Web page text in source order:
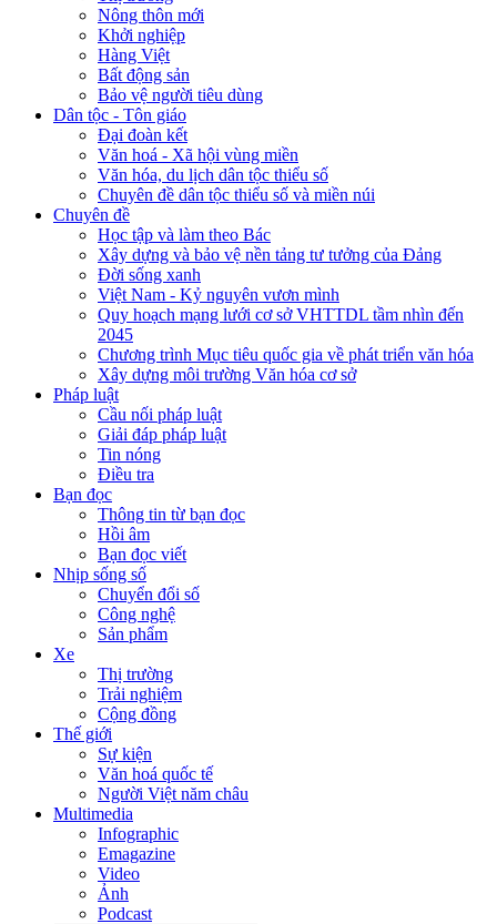
Nông thôn mới
Khởi nghiệp
Hàng Việt
Bất động sản
Bảo vệ người tiêu dùng
Dân tộc - Tôn giáo
Đại đoàn kết
Văn hoá - Xã hội vùng miền
Văn hóa, du lịch dân tộc thiểu số
Chuyên đề dân tộc thiểu số và miền núi
Chuyên đề
Học tập và làm theo Bác
Xây dựng và bảo vệ nền tảng tư tưởng của Đảng
Đời sống xanh
Việt Nam - Kỷ nguyên vươn mình
Quy hoạch mạng lưới cơ sở VHTTDL tầm nhìn đến
2045
Chương trình Mục tiêu quốc gia về phát triển văn hóa
Xây dựng môi trường Văn hóa cơ sở
Pháp luật
Cầu nối pháp luật
Giải đáp pháp luật
Tin nóng
Điều tra
Bạn đọc
Thông tin từ bạn đọc
Hồi âm
Bạn đọc viết
Nhịp sống số
Chuyển đổi số
Công nghệ
Sản phẩm
Xe
Thị trường
Trải nghiệm
Cộng đồng
Thế giới
Sự kiện
Văn hoá quốc tế
Người Việt năm châu
Multimedia
Infographic
Emagazine
Video
Ảnh
Podcast